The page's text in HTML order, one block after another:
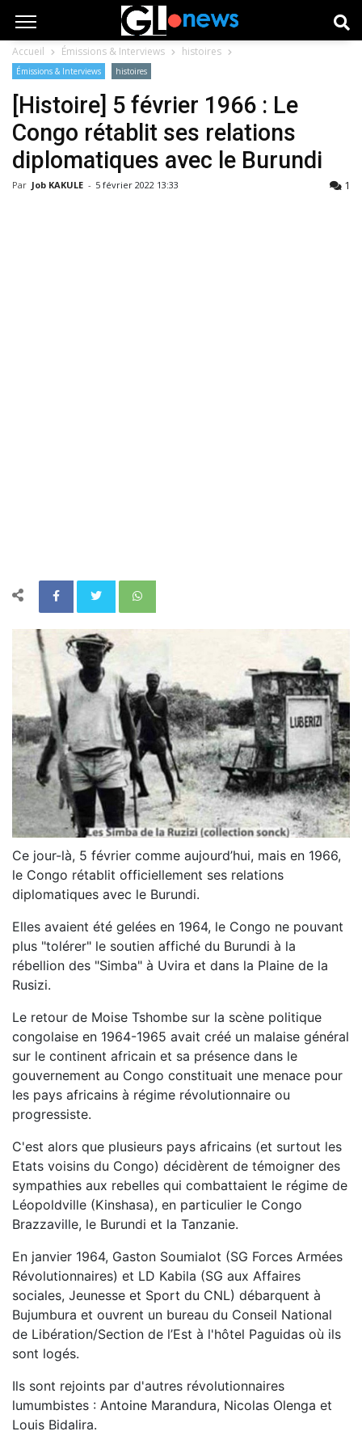
Accueil Émissions & Interviews histoires
Émissions & Interviews histoires
[Histoire] 5 février 1966 : Le
Congo rétablit ses relations
diplomatiques avec le Burundi
Par Job KAKULE - 5 février 2022 13:33 1
Ce jour-là, 5 février comme aujourd’hui, mais en 1966,
le Congo rétablit officiellement ses relations
diplomatiques avec le Burundi.
Elles avaient été gelées en 1964, le Congo ne pouvant
plus "tolérer" le soutien affiché du Burundi à la
rébellion des "Simba" à Uvira et dans la Plaine de la
Rusizi.
Le retour de Moise Tshombe sur la scène politique
congolaise en 1964-1965 avait créé un malaise général
sur le continent africain et sa présence dans le
gouvernement au Congo constituait une menace pour
les pays africains à régime révolutionnaire ou
progressiste.
C'est alors que plusieurs pays africains (et surtout les
Etats voisins du Congo) décidèrent de témoigner des
sympathies aux rebelles qui combattaient le régime de
Léopoldville (Kinshasa), en particulier le Congo
Brazzaville, le Burundi et la Tanzanie.
En janvier 1964, Gaston Soumialot (SG Forces Armées
Révolutionnaires) et LD Kabila (SG aux Affaires
sociales, Jeunesse et Sport du CNL) débarquent à
Bujumbura et ouvrent un bureau du Conseil National
de Libération/Section de l’Est à l'hôtel Paguidas où ils
sont logés.
Ils sont rejoints par d'autres révolutionnaires
lumumbistes : Antoine Marandura, Nicolas Olenga et
Louis Bidalira.